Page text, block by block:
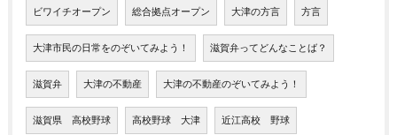
ビワイチオープン 総合拠点オープン 大津の方言 方言
大津市民の日常をのぞいてみよう！ 滋賀弁ってどんなことば？
滋賀弁 大津の不動産 大津の不動産のぞいてみよう！
滋賀県 高校野球 高校野球 大津 近江高校 野球